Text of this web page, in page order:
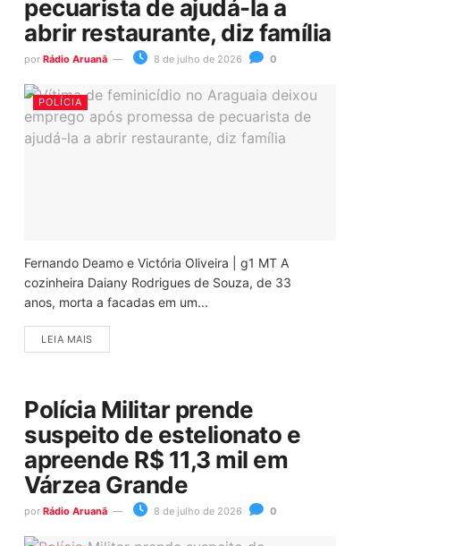
pecuarista de ajudá-la a
abrir restaurante, diz família
por Rádio Aruanã 8 de julho de 2026 0
POLÍCIA
Fernando Deamo e Victória Oliveira | g1 MT A
cozinheira Daiany Rodrigues de Souza, de 33
anos, morta a facadas em um...
LEIA MAIS
Polícia Militar prende
suspeito de estelionato e
apreende R$ 11,3 mil em
Várzea Grande
por Rádio Aruanã 8 de julho de 2026 0